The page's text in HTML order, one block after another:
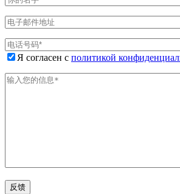
Я согласен с политикой